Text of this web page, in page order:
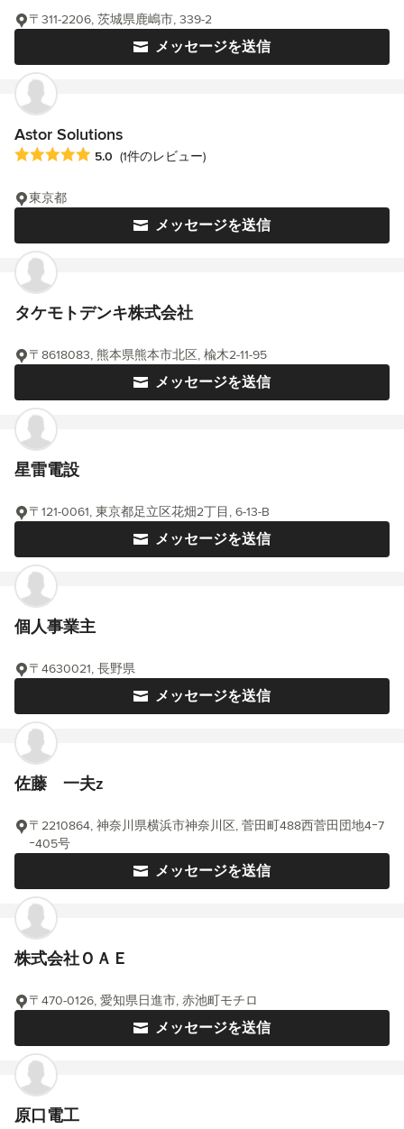
メッセージを送信
〒311-2206, 茨城県鹿嶋市, 339-2
Astor Solutions
平均評価：5つ星中 星5
5.0 (1件のレビュー)
メッセージを送信
東京都
タケモトデンキ株式会社
メッセージを送信
〒8618083, 熊本県熊本市北区, 楡木2-11-95
星雷電設
メッセージを送信
〒121-0061, 東京都足立区花畑2丁目, 6-13-B
個人事業主
メッセージを送信
〒4630021, 長野県
佐藤 一夫z
メッセージを送信
〒2210864, 神奈川県横浜市神奈川区, 菅田町488西菅田団地4ｰ7
ｰ405号
株式会社ＯＡＥ
メッセージを送信
〒470-0126, 愛知県日進市, 赤池町モチロ
原口電工